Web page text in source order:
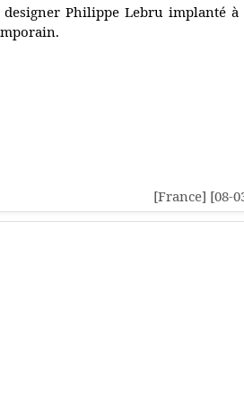
Philippe Lebru implanté à
[France] [08-